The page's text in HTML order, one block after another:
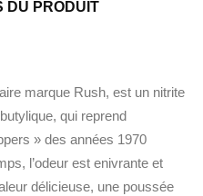
DU PRODUIT
marque Rush, est un nitrite
qui reprend
» des années 1970
l’odeur est enivrante et
délicieuse, une poussée